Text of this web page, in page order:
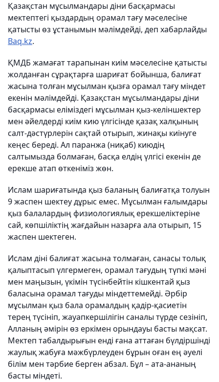
Қазақстан мұсылмандары діни басқармасы
мектептегі қыздардың орамал тағу мәселесіне
қатысты өз ұстанымын мәлімдейді, деп хабарлайды
Baq.kz.
ҚМДБ жамағат тарапынан киім мәселесіне қатысты
жолданған сұрақтарға шариғат бойынша, балиғат
жасына толған мұсылман қызға орамал тағу міндет
екенін мәлімдейді. Қазақстан мұсылмандары діни
басқармасы еліміздегі мұсылман қыз-келіншектер
мен әйелдерді киім кию үлгісінде қазақ халқының
салт-дәстүрлерін сақтай отырып, жинақы киінуге
кеңес береді. Ал паранжа (ниқаб) киюдің
салтымызда болмаған, басқа елдің үлгісі екенін де
ерекше атап өткеніміз жөн.
Ислам шариғатында қыз баланың балиғатқа толуын
9 жаспен шектеу дұрыс емес. Мұсылман ғалымдары
қыз балалардың физиологиялық ерекшеліктеріне
сай, көпшіліктің жағдайын назарға ала отырып, 15
жаспен шектеген.
Ислам діні балиғат жасына толмаған, санасы толық
қалыптасып үлгермеген, орамал тағудың түпкі мәні
мен маңызын, үкімін түсінбейтін кішкентай қыз
баласына орамал тағуды міндеттемейді. Әрбір
мұсылман қыз бала орамалдың қадір-қасиетін
терең түсініп, жауапкершілігін саналы түрде сезініп,
Алланың әмірін өз еркімен орындауы басты мақсат.
Мектеп табалдырығын енді ғана аттаған бүлдіршінді
жаулық жабуға мәжбүрлеуден бұрын оған ең әуелі
білім мен тәрбие берген абзал. Бұл – ата-ананың
басты міндеті.